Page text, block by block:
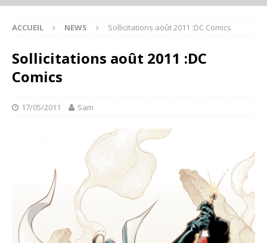
ACCUEIL NEWS Sollicitations août 2011 :DC Comics
Sollicitations août 2011 :DC
Comics
17/05/2011 Sam